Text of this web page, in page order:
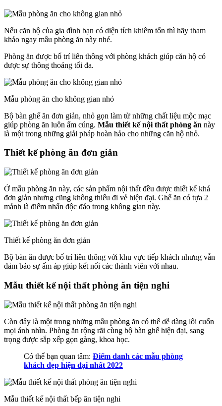
Nếu căn hộ của gia đình bạn có diện tích khiêm tốn thì hãy tham
khảo ngay mẫu phòng ăn này nhé.
Phòng ăn được bố trí liên thông với phòng khách giúp căn hộ có
được sự thông thoáng tối đa.
Mẫu phòng ăn cho không gian nhỏ
Bộ bàn ghế ăn đơn giản, nhỏ gọn làm từ những chất liệu mộc mạc
giúp phòng ăn luôn ấm cúng. Mẫu thiết kế nội thất phòng ăn này
là một trong những giải pháp hoàn hảo cho những căn hộ nhỏ.
Thiết kế phòng ăn đơn giản
Ở mẫu phòng ăn này, các sản phẩm nội thất đều được thiết kế khá
đơn giản nhưng cũng không thiếu đi vẻ hiện đại. Ghế ăn có tựa 2
mảnh là điểm nhấn độc đáo trong không gian này.
Thiết kế phòng ăn đơn giản
Bộ bàn ăn được bố trí liên thông với khu vực tiếp khách nhưng vẫn
đảm bảo sự ấm áp giúp kết nối các thành viên với nhau.
Mẫu thiết kế nội thất phòng ăn tiện nghi
Còn đây là một trong những mẫu phòng ăn có thể dễ dàng lôi cuốn
mọi ánh nhìn. Phòng ăn rộng rãi cùng bộ bàn ghế hiện đại, sang
trọng được sắp xếp gọn gàng, khoa học.
Có thể bạn quan tâm: Điểm danh các mẫu phòng
khách đẹp hiện đại nhất 2022
Mẫu thiết kế nội thất bếp ăn tiện nghi